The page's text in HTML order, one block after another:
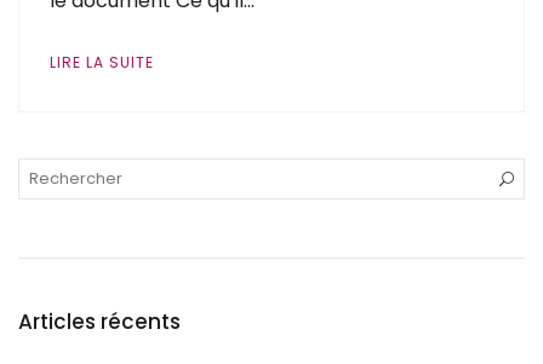
LIRE LA SUITE
Articles récents